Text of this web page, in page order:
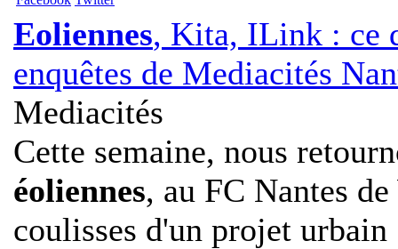
Eoliennes, Kita, ILink : ce
enquêtes de Mediacités
Mediacités
Cette semaine, nous
éoliennes, au FC Nantes
coulisses d'un projet urbain